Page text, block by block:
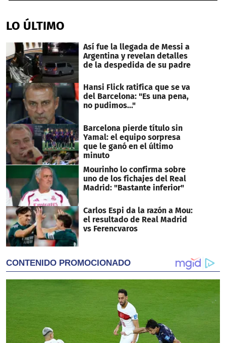
of
2
4
seconds
LO ÚLTIMO
Así fue la llegada de Messi a
Argentina y revelan detalles
de la despedida de su padre
Hansi Flick ratifica que se va
del Barcelona: "Es una pena,
no pudimos..."
Barcelona pierde título sin
Yamal: el equipo sorpresa
que le ganó en el último
minuto
Mourinho lo confirma sobre
uno de los fichajes del Real
Madrid: "Bastante inferior"
Carlos Espi da la razón a Mou:
el resultado de Real Madrid
vs Ferencvaros